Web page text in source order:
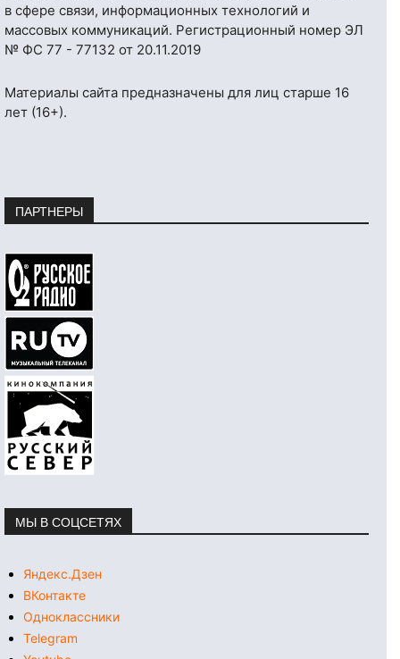
в сфере связи, информационных технологий и
массовых коммуникаций. Регистрационный номер ЭЛ
№ ФС 77 - 77132 от 20.11.2019
Материалы сайта предназначены для лиц старше 16
лет (16+).
ПАРТНЕРЫ
МЫ В СОЦСЕТЯХ
Яндекс.Дзен
ВКонтакте
Одноклассники
Telegram